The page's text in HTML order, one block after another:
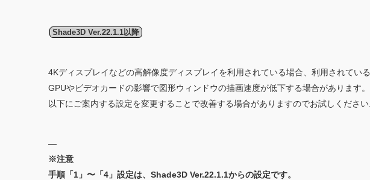
Shade3D Ver.22.1.1以降
4Kディスプレイなどの高解像度ディスプレイを利用されている場合、利用されている
GPUやビデオカードの影響で図形ウィンドウの描画速度が低下する場合があります。
以下にご案内する設定を変更することで改善する場合がありますのでお試しください
—
※注意
手順「1」〜「4」設定は、Shade3D Ver.22.1.1からの設定です。